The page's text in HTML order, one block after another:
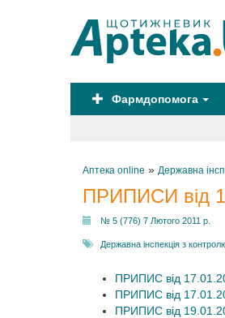
Фармдопомога
Аптека online » Державна
ПРИПИСИ від
№ 5 (776) 7 Лютого 2011 р.
Державна інспекція з
ПРИПИС від
ПРИПИС від
ПРИПИС від